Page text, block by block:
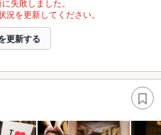
失敗しました。
を更新してください。
更新する